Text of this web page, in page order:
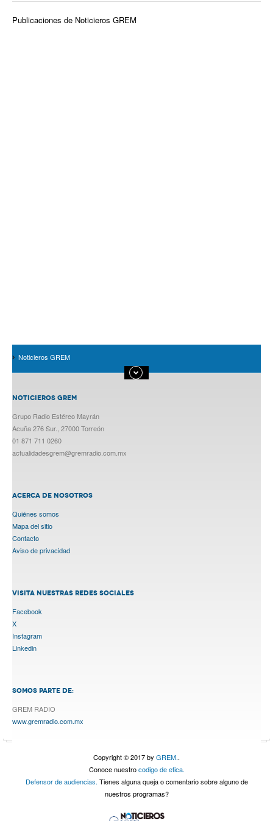
Publicaciones de Noticieros GREM
Noticieros GREM
NOTICIEROS GREM
Grupo Radio Estéreo Mayrán
Acuña 276 Sur., 27000 Torreón
01 871 711 0260
actualidadesgrem@gremradio.com.mx
ACERCA DE NOSOTROS
Quiénes somos
Mapa del sitio
Contacto
Aviso de privacidad
VISITA NUESTRAS REDES SOCIALES
Facebook
X
Instagram
Linkedin
SOMOS PARTE DE:
GREM RADIO
www.gremradio.com.mx
Copyright © 2017 by GREM..
Conoce nuestrocodigo de etica.
Defensor de audiencias. Tienes alguna queja o comentario sobre alguno de
nuestros programas?